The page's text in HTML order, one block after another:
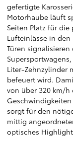
gefertigte
Motorhaube läuft
Seiten Platz für
Lufteinlässe in
Türen
Liter-Zehnzylinder
befeuert wird.
von über 320 km/h
sorgt für den
mittig
optisches